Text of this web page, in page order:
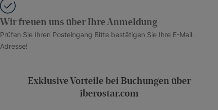
Wir freuen uns über Ihre Anmeldung
Prüfen Sie Ihren Posteingang Bitte bestätigen Sie Ihre E-Mail-
Adresse!
Exklusive Vorteile bei Buchungen über
iberostar.com